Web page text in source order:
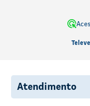
Atendimento